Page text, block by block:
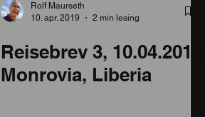
Rolf Maurseth
10. apr. 2019
2 min lesing
Reisebrev 3,
Monrovia, Liberia